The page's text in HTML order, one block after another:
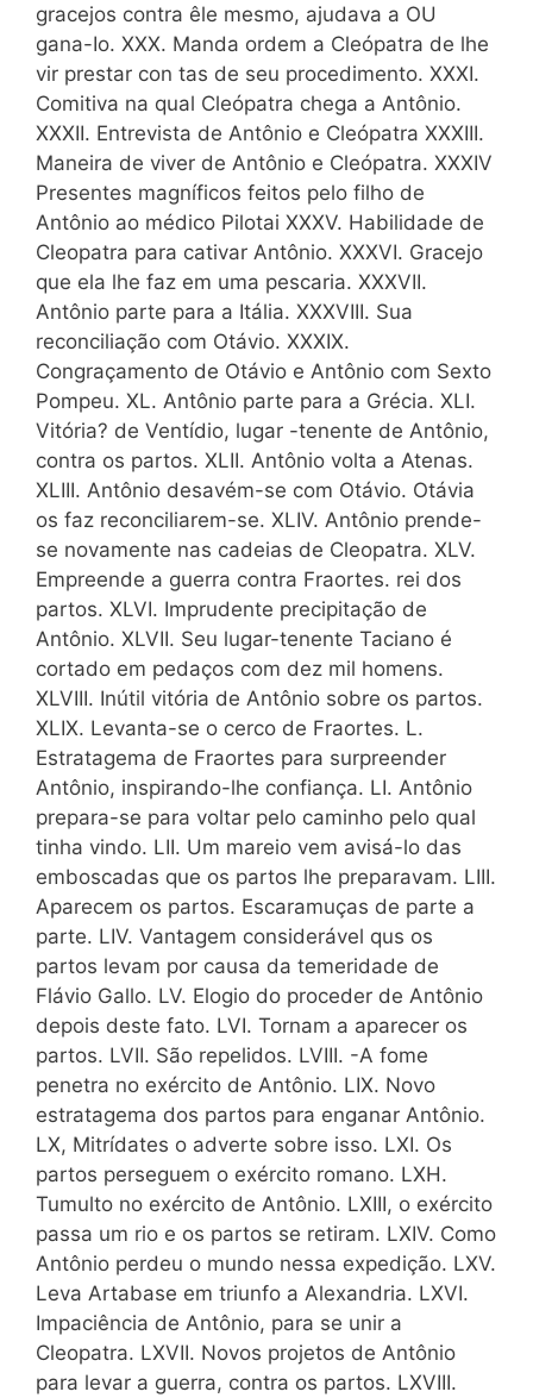
gracejos contra êle mesmo, ajudava a OU
gana-Io. XXX. Manda ordem a Cleópatra de lhe
vir prestar con tas de seu procedimento. XXXI.
Comitiva na qual Cleópatra chega a Antônio.
XXXII. Entrevista de Antônio e Cleópatra XXXIII.
Maneira de viver de Antônio e Cleópatra. XXXIV
Presentes magníficos feitos pelo filho de
Antônio ao médico Pilotai XXXV. Habilidade de
Cleopatra para cativar Antônio. XXXVI. Gracejo
que ela lhe faz em uma pescaria. XXXVII.
Antônio parte para a Itália. XXXVIII. Sua
reconciliação com Otávio. XXXIX.
Congraçamento de Otávio e Antônio com Sexto
Pompeu. XL. Antônio parte para a Grécia. XLI.
Vitória? de Ventídio, lugar -tenente de Antônio,
contra os partos. XLII. Antônio volta a Atenas.
XLIII. Antônio desavém-se com Otávio. Otávia
os faz reconciliarem-se. XLIV. Antônio prende-
se novamente nas cadeias de Cleopatra. XLV.
Empreende a guerra contra Fraortes. rei dos
partos. XLVI. Imprudente precipitação de
Antônio. XLVII. Seu lugar-tenente Taciano é
cortado em pedaços com dez mil homens.
XLVIII. Inútil vitória de Antônio sobre os partos.
XLIX. Levanta-se o cerco de Fraortes. L.
Estratagema de Fraortes para surpreender
Antônio, inspirando-lhe confiança. LI. Antônio
prepara-se para voltar pelo caminho pelo qual
tinha vindo. LII. Um mareio vem avisá-lo das
emboscadas que os partos lhe preparavam. LIII.
Aparecem os partos. Escaramuças de parte a
parte. LIV. Vantagem considerável qus os
partos levam por causa da temeridade de
Flávio Gallo. LV. Elogio do proceder de Antônio
depois deste fato. LVI. Tornam a aparecer os
partos. LVII. São repelidos. LVIII. -A fome
penetra no exército de Antônio. LIX. Novo
estratagema dos partos para enganar Antônio.
LX, Mitrídates o adverte sobre isso. LXI. Os
partos perseguem o exército romano. LXH.
Tumulto no exército de Antônio. LXIII, o exército
passa um rio e os partos se retiram. LXIV. Como
Antônio perdeu o mundo nessa expedição. LXV.
Leva Artabase em triunfo a Alexandria. LXVI.
Impaciência de Antônio, para se unir a
Cleopatra. LXVII. Novos projetos de Antônio
para levar a guerra, contra os partos. LXVIII.